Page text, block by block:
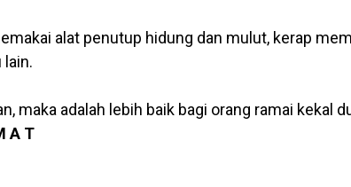
alat penutup hidung dan mulut, kerap
maka adalah lebih baik bagi orang ramai kekal
A T